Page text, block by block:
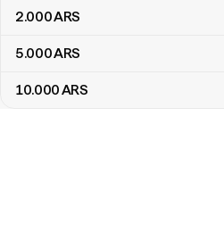
2.000ARS
5.000ARS
10.000ARS